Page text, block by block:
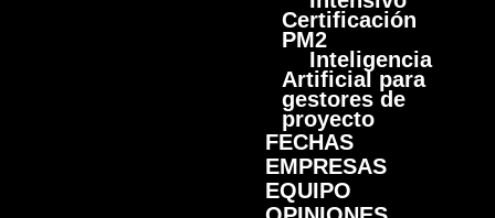
Certificación
PM2
Inteligencia
Artificial para
gestores de
proyecto
FECHAS
EMPRESAS
EQUIPO